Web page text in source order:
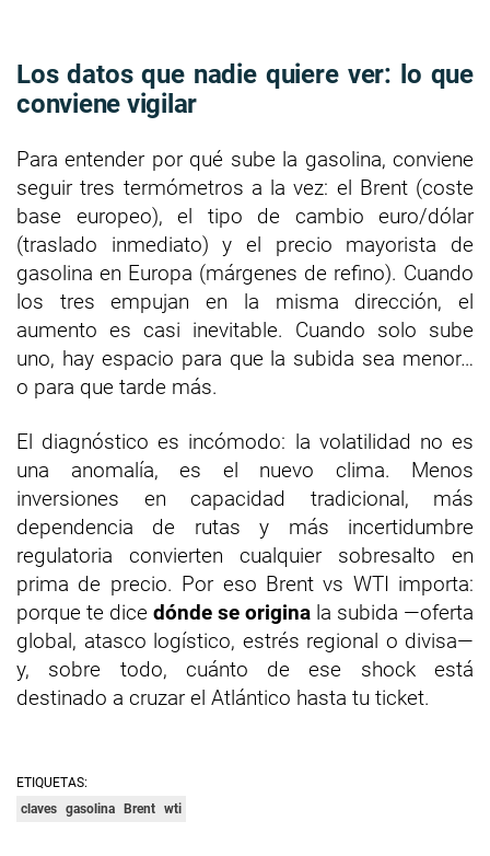
Los datos que nadie quiere ver: lo que
conviene vigilar
Para entender por qué sube la gasolina, conviene
seguir tres termómetros a la vez: el Brent (coste
base europeo), el tipo de cambio euro/dólar
(traslado inmediato) y el precio mayorista de
gasolina en Europa (márgenes de refino). Cuando
los tres empujan en la misma dirección, el
aumento es casi inevitable. Cuando solo sube
uno, hay espacio para que la subida sea menor…
o para que tarde más.
El diagnóstico es incómodo: la volatilidad no es
una anomalía, es el nuevo clima. Menos
inversiones en capacidad tradicional, más
dependencia de rutas y más incertidumbre
regulatoria convierten cualquier sobresalto en
prima de precio. Por eso Brent vs WTI importa:
porque te dice dónde se origina la subida —oferta
global, atasco logístico, estrés regional o divisa—
y, sobre todo, cuánto de ese shock está
destinado a cruzar el Atlántico hasta tu ticket.
ETIQUETAS:
claves gasolina Brent wti